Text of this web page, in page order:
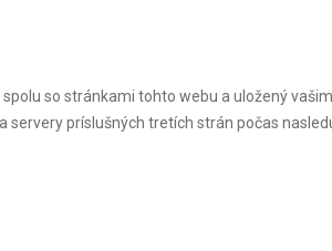
so stránkami tohto webu a uložený
príslušných tretích strán počas